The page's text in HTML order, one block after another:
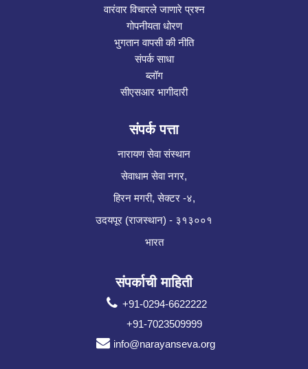
वारंवार विचारले जाणारे प्रश्न
गोपनीयता धोरण
भुगतान वापसी की नीति
संपर्क साधा
ब्लॉग
सीएसआर भागीदारी
संपर्क पत्ता
नारायण सेवा संस्थान
सेवाधाम सेवा नगर,
हिरन मगरी, सेक्टर -४,
उदयपूर (राजस्थान) - ३१३००१
भारत
संपर्काची माहिती
+91-0294-6622222
+91-7023509999
info@narayanseva.org